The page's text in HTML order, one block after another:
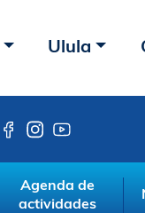
Ulula
Agenda de
actividades